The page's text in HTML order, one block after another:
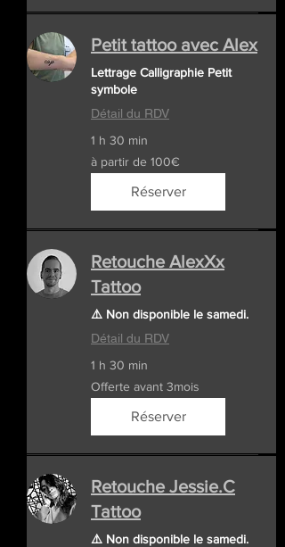
Petit tattoo avec Alex
Lettrage Calligraphie Petit
symbole
Détail du RDV
1 h 30 min
à
partir
de
à partir de 100€
Réserver
Retouche AlexXx
Tattoo
⚠️ Non disponible le samedi.
Détail du RDV
1 h 30 min
Offerte
avant
3mois
Offerte avant 3mois
Réserver
Retouche Jessie.C
Tattoo
⚠️ Non disponible le samedi.